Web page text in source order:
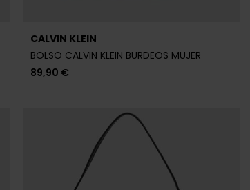
CALVIN KLEIN
BOLSO CALVIN KLEIN BURDEOS MUJER
89,90 €